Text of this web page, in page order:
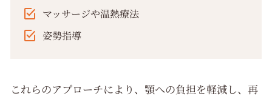
マッサージや温熱療法
姿勢指導
これらのアプローチにより、顎への負担を軽減し、再